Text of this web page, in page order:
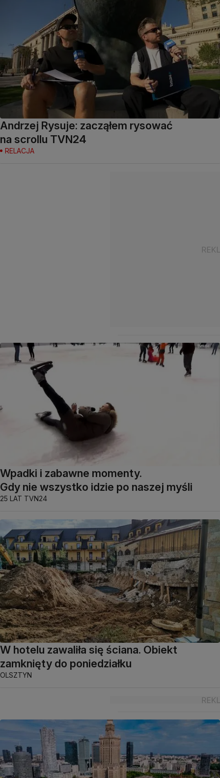
Andrzej Rysuje: zacząłem rysować
na scrollu TVN24
RELACJA
Wpadki i zabawne momenty.
Gdy nie wszystko idzie po naszej myśli
25 LAT TVN24
W hotelu zawaliła się ściana. Obiekt
zamknięty do poniedziałku
OLSZTYN